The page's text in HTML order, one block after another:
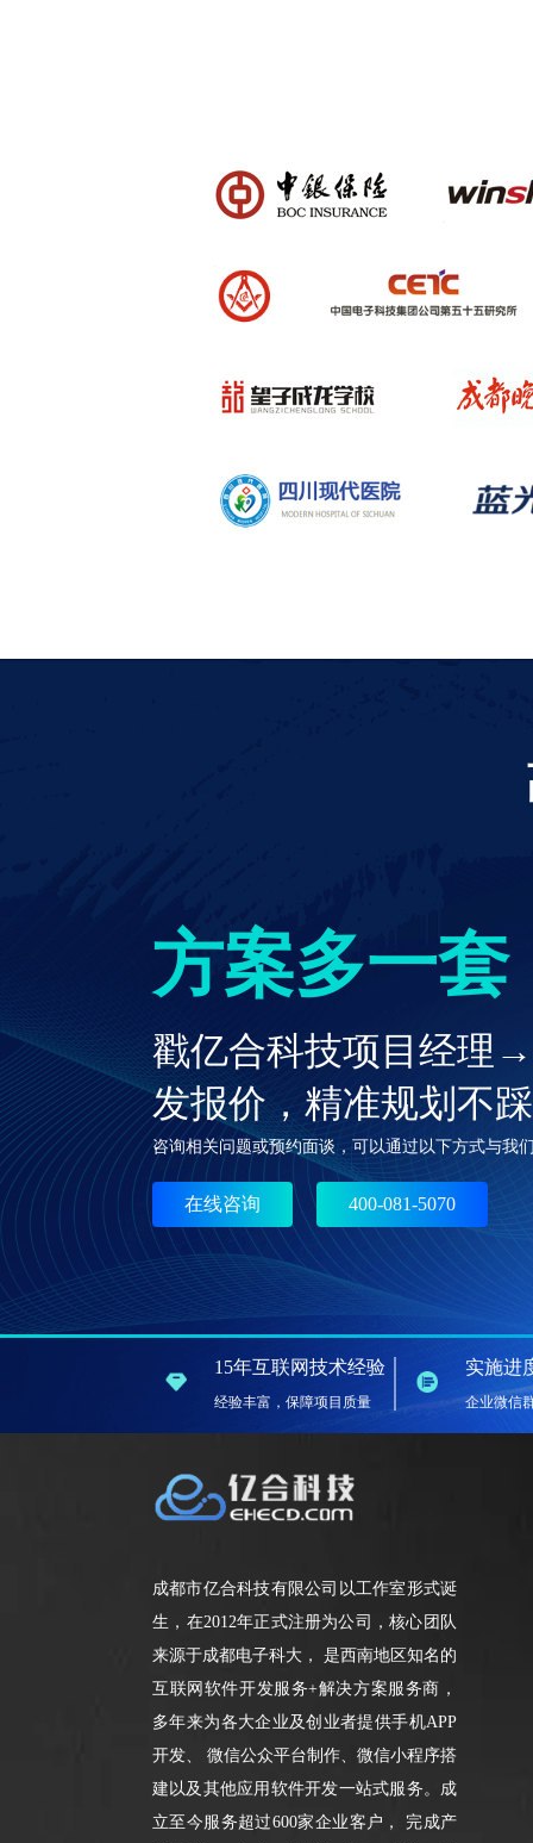
方案多一
戳亿合科技项目经理
发报价，精准规划不
咨询相关问题或预约面谈，可以通过以下方式与我
在线咨询 400-081-5070
15年互联网技术经验
经验丰富，保障项目质量
实施进
企业微信
成都市亿合科技有限公司以工作室形式诞
生，在2012年正式注册为公司，核心团队
来源于成都电子科大， 是西南地区知名的
互联网软件开发服务+解决方案服务商，
多年来为各大企业及创业者提供手机APP
开发、 微信公众平台制作、微信小程序搭
建以及其他应用软件开发一站式服务。成
立至今服务超过600家企业客户， 完成产